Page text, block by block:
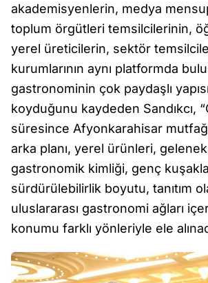
akademisyenlerin, medya
toplum örgütleri temsilcilerinin,
yerel üreticilerin, sektör
kurumlarının aynı platformda
gastronominin çok paydaşlı
koyduğunu kaydeden Sandıkcı,
süresince Afyonkarahisar
arka planı, yerel ürünleri,
gastronomik kimliği, genç
sürdürülebilirlik boyutu, tanıtım
uluslararası gastronomi ağları
konumu farklı yönleriyle ele